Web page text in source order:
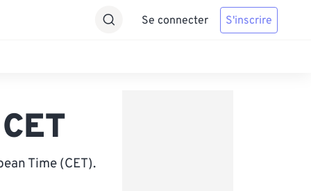
Se connecter S'inscrire
Time (CET).